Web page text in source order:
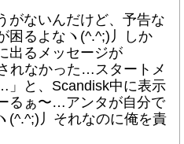
ないんだけど、予告な
困るよなヽ(^.^;)丿しか
出るメッセージが
れなかった…スタートメ
」と、Scandisk中に表示
るぁ〜…アンタが自分で
(^.^;)丿それなのに俺を責